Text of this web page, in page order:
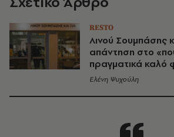
RESTO
Λινού Σουμπάσης
απάντηση στο
πραγματικά καλό
Ελένη Ψυχούλη